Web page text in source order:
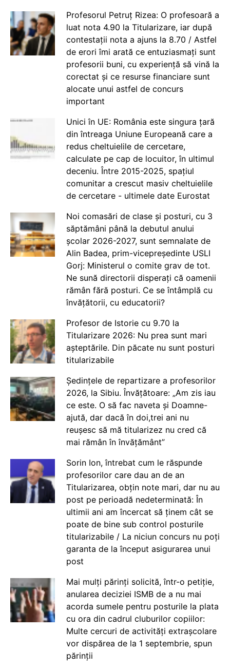
Profesorul Petruț Rizea: O profesoară a
luat nota 4.90 la Titularizare, iar după
contestații nota a ajuns la 8.70 / Astfel
de erori îmi arată ce entuziasmați sunt
profesorii buni, cu experiență să vină la
corectat și ce resurse financiare sunt
alocate unui astfel de concurs
important
Unici în UE: România este singura țară
din întreaga Uniune Europeană care a
redus cheltuielile de cercetare,
calculate pe cap de locuitor, în ultimul
deceniu. Între 2015-2025, spațiul
comunitar a crescut masiv cheltuielile
de cercetare - ultimele date Eurostat
Noi comasări de clase și posturi, cu 3
săptămâni până la debutul anului
școlar 2026-2027, sunt semnalate de
Alin Badea, prim-vicepreședinte USLI
Gorj: Ministerul o comite grav de tot.
Ne sună directorii disperați că oamenii
rămân fără posturi. Ce se întâmplă cu
învățătorii, cu educatorii?
Profesor de Istorie cu 9.70 la
Titularizare 2026: Nu prea sunt mari
așteptările. Din păcate nu sunt posturi
titularizabile
Ședințele de repartizare a profesorilor
2026, la Sibiu. Învățătoare: „Am zis iau
ce este. O să fac naveta și Doamne-
ajută, dar dacă în doi,trei ani nu
reușesc să mă titularizez nu cred că
mai rămân în învățământ”
Sorin Ion, întrebat cum le răspunde
profesorilor care dau an de an
Titularizarea, obțin note mari, dar nu au
post pe perioadă nedeterminată: În
ultimii ani am încercat să ținem cât se
poate de bine sub control posturile
titularizabile / La niciun concurs nu poți
garanta de la început asigurarea unui
post
Mai mulți părinți solicită, într-o petiție,
anularea deciziei ISMB de a nu mai
acorda sumele pentru posturile la plata
cu ora din cadrul cluburilor copiilor:
Multe cercuri de activități extrașcolare
vor dispărea de la 1 septembrie, spun
părinții